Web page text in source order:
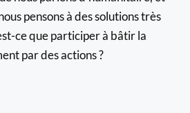
pensons à des solutions très
ce que participer à bâtir la
par des actions ?